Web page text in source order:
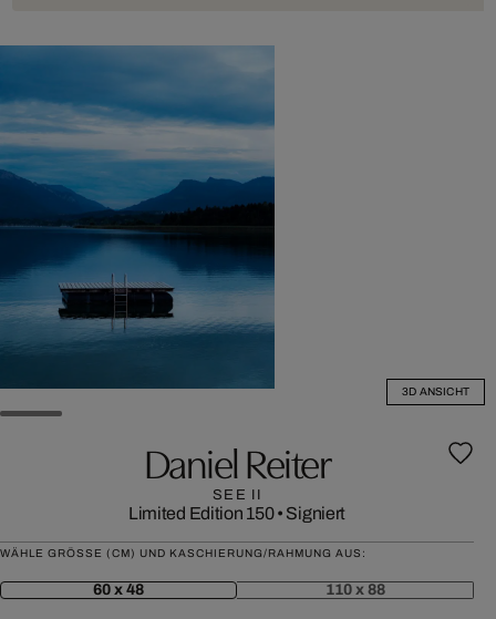
3D ANSICHT
Daniel Reiter
SEE II
Limited Edition 150• Signiert
WÄHLE GRÖSSE (CM) UND KASCHIERUNG/RAHMUNG AUS:
60 x 48 110 x 88